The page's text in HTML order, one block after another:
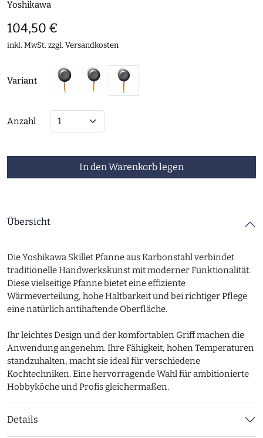
Yoshikawa
104,50 €
inkl. MwSt. zzgl. Versandkosten
Variant
Anzahl
In den Warenkorb legen
Übersicht
Die Yoshikawa Skillet Pfanne aus Karbonstahl verbindet
traditionelle Handwerkskunst mit moderner Funktionalität.
Diese vielseitige Pfanne bietet eine effiziente
Wärmeverteilung, hohe Haltbarkeit und bei richtiger Pflege
eine natürlich antihaftende Oberfläche.
Ihr leichtes Design und der komfortablen Griff machen die
Anwendung angenehm. Ihre Fähigkeit, hohen Temperaturen
standzuhalten, macht sie ideal für verschiedene
Kochtechniken. Eine hervorragende Wahl für ambitionierte
Hobbyköche und Profis gleichermaßen.
Details